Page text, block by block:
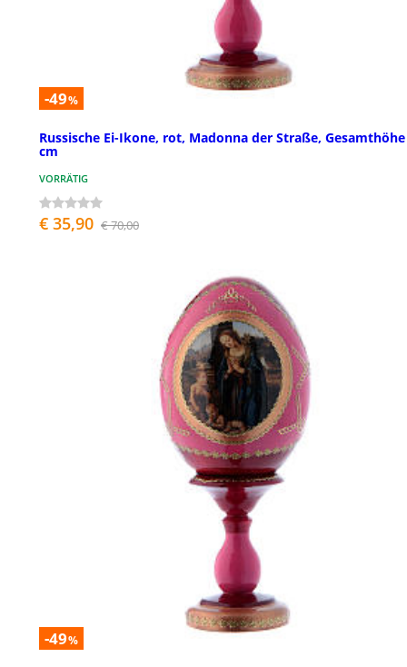
-49%
Russische Ei-Ikone, rot, Madonna der Straße,
cm
VORRÄTIG
€ 35,90 € 70,00
-49%